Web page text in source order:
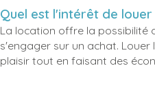
Quel est l'intérêt de
La location offre la possibilité
s'engager sur un achat.
plaisir tout en faisant des